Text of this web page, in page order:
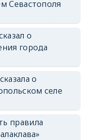
Севастополя
о
города
о
селе
правила